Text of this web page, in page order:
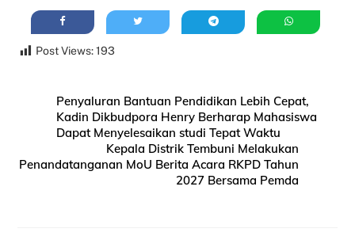
Post Views: 193
Penyaluran Bantuan Pendidikan Lebih Cepat,
Kadin Dikbudpora Henry Berharap Mahasiswa
Dapat Menyelesaikan studi Tepat Waktu
Kepala Distrik Tembuni Melakukan
Penandatanganan MoU Berita Acara RKPD Tahun
2027 Bersama Pemda